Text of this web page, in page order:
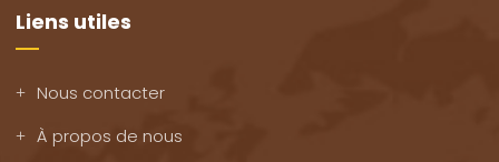
Liens utiles
Nous contacter
À propos de nous